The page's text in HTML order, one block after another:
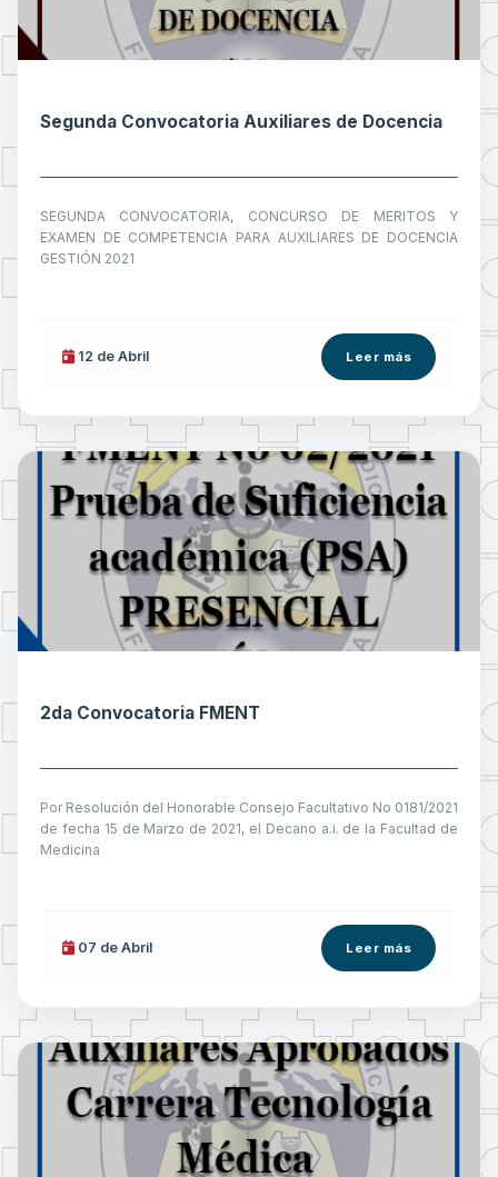
Segunda Convocatoria Auxiliares de Docencia
SEGUNDA CONVOCATORIA, CONCURSO DE MERITOS Y
EXAMEN DE COMPETENCIA PARA AUXILIARES DE DOCENCIA
GESTIÓN 2021
12 de Abril Leer más
2da Convocatoria FMENT
Por Resolución del Honorable Consejo Facultativo No 0181/2021
de fecha 15 de Marzo de 2021, el Decano a.i. de la Facultad de
Medicina
07 de Abril Leer más